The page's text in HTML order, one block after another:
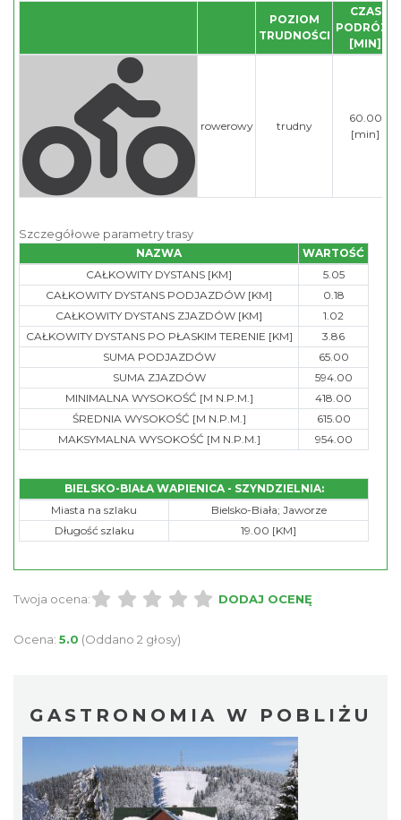
POZIOM
TRUDNOŚCI
CZAS
PODRÓZY
[MIN]
rowerowy trudny
60.00
[min]
Szczegółowe parametry trasy
NAZWA
WARTOŚĆ
CAŁKOWITY DYSTANS [KM]
5.05
CAŁKOWITY DYSTANS PODJAZDÓW [KM]
0.18
CAŁKOWITY DYSTANS ZJAZDÓW [KM]
1.02
CAŁKOWITY DYSTANS PO PŁASKIM TERENIE [KM]
3.86
SUMA PODJAZDÓW
65.00
SUMA ZJAZDÓW
594.00
MINIMALNA WYSOKOŚĆ [M N.P.M.]
418.00
ŚREDNIA WYSOKOŚĆ [M N.P.M.]
615.00
MAKSYMALNA WYSOKOŚĆ [M N.P.M.]
954.00
BIELSKO-BIAŁA WAPIENICA - SZYNDZIELNIA:
Miasta na szlaku
Bielsko-Biała; Jaworze
Długość szlaku
19.00 [KM]
Twoja ocena: DODAJ OCENĘ
Ocena: 5.0 (Oddano 2 głosy)
GASTRONOMIA W POBLIŻU